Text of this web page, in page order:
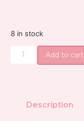
8 in stock
Add to cart
Description